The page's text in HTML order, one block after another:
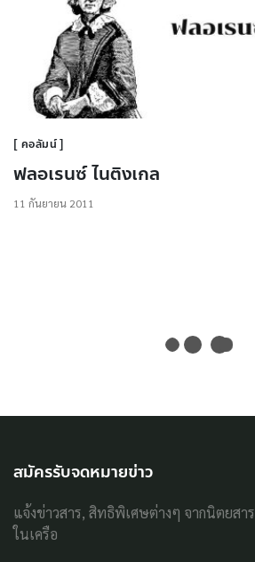
คอลัมน์
ฟลอเรนซ์ ไนติงเกล
11 กันยายน 2011
สมัครรับจดหมายข่าว
แจ้งข่าวสาร, สิทธิพิเศษต่างๆ จากนิตยส
ในเครือ